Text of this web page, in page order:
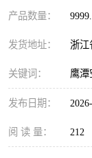
产品数量：
发货地址： 浙江
关键词： 鹰潭
发布日期：
阅 读 量： 212